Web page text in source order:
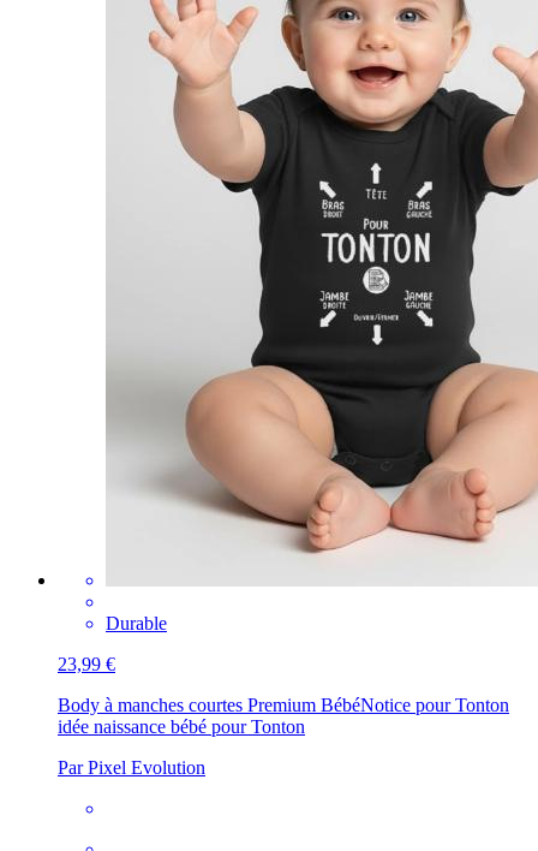
Durable
23,99 €
Body à manches courtes Premium BébéNotice pour Tonton
idée naissance bébé pour Tonton
Par Pixel Evolution